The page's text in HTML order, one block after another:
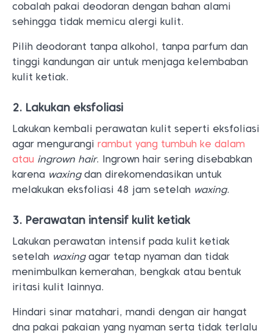
cobalah pakai deodoran dengan bahan alami
sehingga tidak memicu alergi kulit.
Pilih deodorant tanpa alkohol, tanpa parfum dan
tinggi kandungan air untuk menjaga kelembaban
kulit ketiak.
2. Lakukan eksfoliasi
Lakukan kembali perawatan kulit seperti eksfoliasi
agar mengurangi rambut yang tumbuh ke dalam
atau ingrown hair. Ingrown hair sering disebabkan
karena waxingdan direkomendasikan untuk
melakukan eksfoliasi 48 jam setelah waxing.
3. Perawatan intensif kulit ketiak
Lakukan perawatan intensif pada kulit ketiak
setelah waxingagar tetap nyaman dan tidak
menimbulkan kemerahan, bengkak atau bentuk
iritasi kulit lainnya.
Hindari sinar matahari, mandi dengan air hangat
dna pakai pakaian yang nyaman serta tidak terlalu